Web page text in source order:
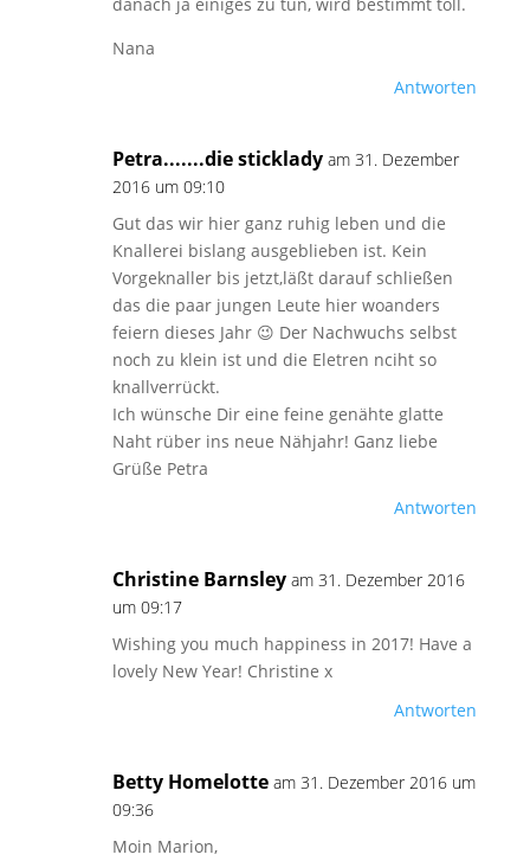
Nana
Antworten
Petra.......die sticklady am 31. Dezember
2016 um 09:10
Gut das wir hier ganz ruhig leben und die
Knallerei bislang ausgeblieben ist. Kein
Vorgeknaller bis jetzt,läßt darauf schließen
das die paar jungen Leute hier woanders
feiern dieses Jahr 😉 Der Nachwuchs selbst
noch zu klein ist und die Eletren nciht so
knallverrückt.
Ich wünsche Dir eine feine genähte glatte
Naht rüber ins neue Nähjahr! Ganz liebe
Grüße Petra
Antworten
Christine Barnsley am 31. Dezember 2016
um 09:17
Wishing you much happiness in 2017! Have a
lovely New Year! Christine x
Antworten
Betty Homelotte am 31. Dezember 2016 um
09:36
Moin Marion,